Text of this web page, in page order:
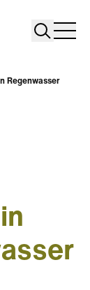
Search
Regenwasser